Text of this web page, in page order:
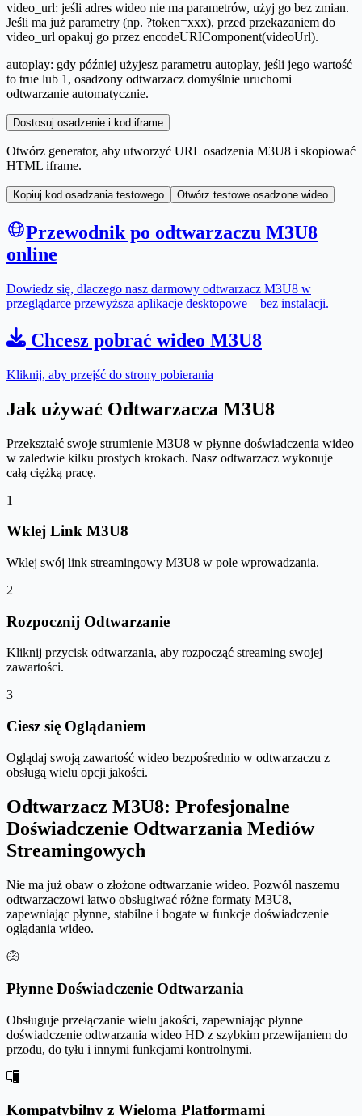
video_url: jeśli adres wideo nie ma parametrów, użyj go bez zmian.
Jeśli ma już parametry (np. ?token=xxx), przed przekazaniem do
video_url opakuj go przez encodeURIComponent(videoUrl).
autoplay: gdy później użyjesz parametru autoplay, jeśli jego wartość
to true lub 1, osadzony odtwarzacz domyślnie uruchomi
odtwarzanie automatycznie.
Dostosuj osadzenie i kod iframe
Otwórz generator, aby utworzyć URL osadzenia M3U8 i skopiować
HTML iframe.
Kopiuj kod osadzania testowego Otwórz testowe osadzone wideo
Przewodnik po odtwarzaczu M3U8
online
Dowiedz się, dlaczego nasz darmowy odtwarzacz M3U8 w
przeglądarce przewyższa aplikacje desktopowe—bez instalacji.
Chcesz pobrać wideo M3U8
Kliknij, aby przejść do strony pobierania
Jak używać Odtwarzacza M3U8
Przekształć swoje strumienie M3U8 w płynne doświadczenia wideo
w zaledwie kilku prostych krokach. Nasz odtwarzacz wykonuje
całą ciężką pracę.
1
Wklej Link M3U8
Wklej swój link streamingowy M3U8 w pole wprowadzania.
2
Rozpocznij Odtwarzanie
Kliknij przycisk odtwarzania, aby rozpocząć streaming swojej
zawartości.
3
Ciesz się Oglądaniem
Oglądaj swoją zawartość wideo bezpośrednio w odtwarzaczu z
obsługą wielu opcji jakości.
Odtwarzacz M3U8: Profesjonalne
Doświadczenie Odtwarzania Mediów
Streamingowych
Nie ma już obaw o złożone odtwarzanie wideo. Pozwól naszemu
odtwarzaczowi łatwo obsługiwać różne formaty M3U8,
zapewniając płynne, stabilne i bogate w funkcje doświadczenie
oglądania wideo.
Płynne Doświadczenie Odtwarzania
Obsługuje przełączanie wielu jakości, zapewniając płynne
doświadczenie odtwarzania wideo HD z szybkim przewijaniem do
przodu, do tyłu i innymi funkcjami kontrolnymi.
Kompatybilny z Wieloma Platformami